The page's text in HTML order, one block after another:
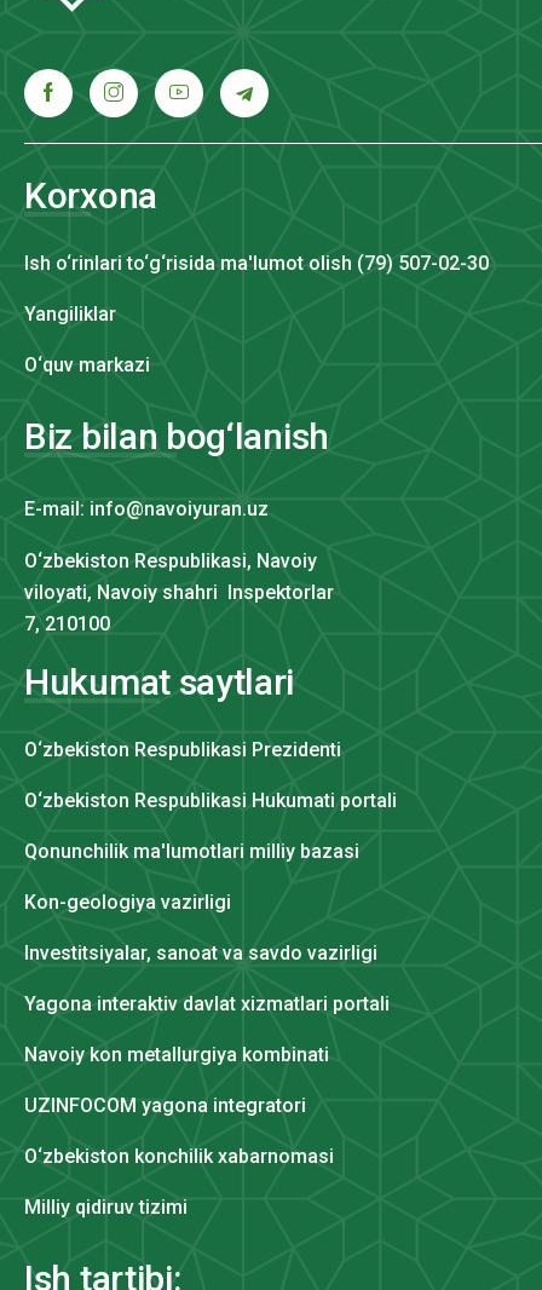
Korxona
Ish o‘rinlari to‘g‘risida ma'lumot olish (79) 507-02-30
Yangiliklar
O‘quv markazi
Biz bilan bog‘lanish
E-mail: info@navoiyuran.uz
O‘zbekiston Respublikasi, Navoiy
viloyati, Navoiy shahri Inspektorlar
7, 210100
Hukumat saytlari
O‘zbekiston Respublikasi Prezidenti
O‘zbekiston Respublikasi Hukumati portali
Qonunchilik ma'lumotlari milliy bazasi
Kon-geologiya vazirligi
Investitsiyalar, sanoat va savdo vazirligi
Yagona interaktiv davlat xizmatlari portali
Navoiy kon metallurgiya kombinati
UZINFOCOM yagona integratori
O‘zbekiston konchilik xabarnomasi
Milliy qidiruv tizimi
Ish tartibi: